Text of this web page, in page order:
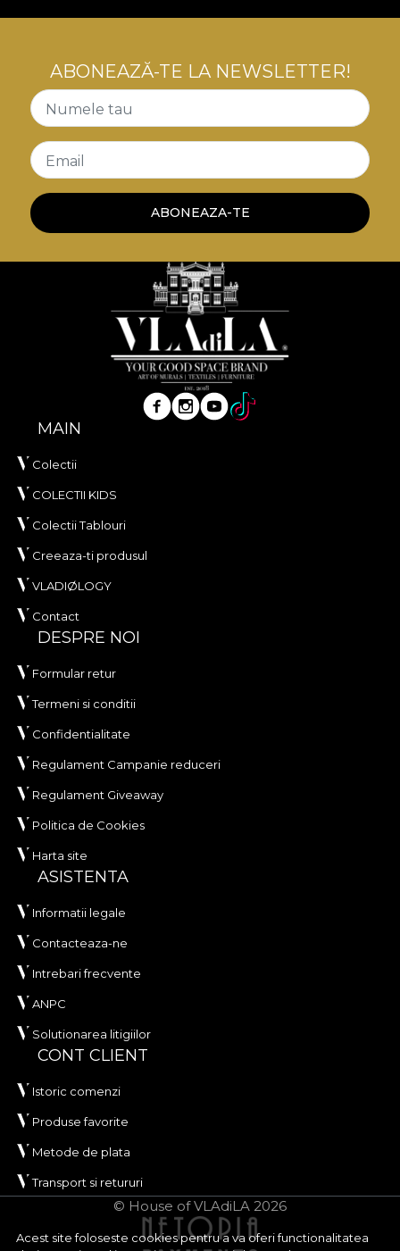
Acest site foloseste cookies pentru a va oferi functionalitatea
ABONEAZĂ-TE LA NEWSLETTER!
Numele tau
Email
ABONEAZA-TE
MAIN
Colectii
COLECTII KIDS
Colectii Tablouri
Creeaza-ti produsul
VLADIØLOGY
Contact
DESPRE NOI
Formular retur
Termeni si conditii
Confidentialitate
Regulament Campanie reduceri
Regulament Giveaway
Politica de Cookies
Harta site
ASISTENTA
Informatii legale
Contacteaza-ne
Intrebari frecvente
ANPC
Solutionarea litigiilor
CONT CLIENT
Istoric comenzi
Produse favorite
Metode de plata
Transport si retururi
© House of VLAdiLA 2026